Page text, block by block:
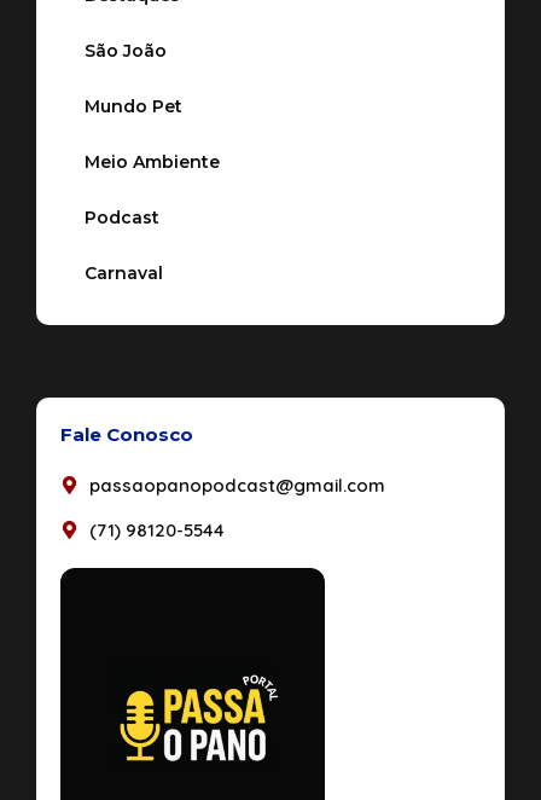
São João
Mundo Pet
Meio Ambiente
Podcast
Carnaval
Fale Conosco
passaopanopodcast@gmail.com
(71) 98120-5544